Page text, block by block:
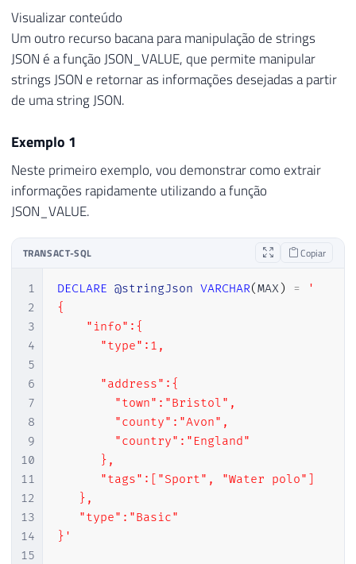
26
27
28
29
30
33
34
35
36
38
40
41
42
43
44
45
46
47
48
49
50
51
52
53
54
            }
        },
        {
            "database": {
                "name": "tempdb",
                    "recovery": "SIMPLE",
"page_verify":
"collation":
"create_date": "2017-02-
                    "read_only": false,
                    "auto_shrink": false,
"auto_create_stats":
                    "sessions": {
"ansi_nulls":
"ansi_warnings":
"arithabort":
                    }
                },
"user_access":
            }
        }
    ]
Visualizar conteúdo
Um outro recurso bacana para manipulação de strings
JSON é a função JSON_VALUE, que permite manipular
strings JSON e retornar as informações desejadas a partir
de uma string JSON.
Exemplo 1
Neste primeiro exemplo, vou demonstrar como extrair
informações rapidamente utilizando a função
JSON_VALUE.
TRANSACT-SQL Copiar
1
2
3
4
5
6
7
8
9
10
11
12
13
14
15
DECLARE @stringJson VARCHAR(MAX) =
'
{
    "info":{
      "type":1,
      "address":{
        "town":"Bristol",
        "county":"Avon",
        "country":"England"
      },
      "tags":["Sport", "Water polo"]
   },
   "type":"Basic"
}'